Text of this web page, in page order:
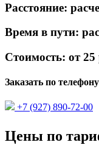
Расстояние:
Время в пути:
Стоимость: от
Заказать по
+7 (927) 890-72-00
Цены по